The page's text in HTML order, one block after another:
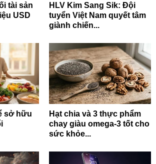
tài sản
USD
HLV Kim Sang Sik: Đội
tuyển Việt Nam quyết tâm
giành chiến...
sở hữu
Hạt chia và 3 thực phẩm
chay giàu omega-3 tốt cho
sức khỏe...